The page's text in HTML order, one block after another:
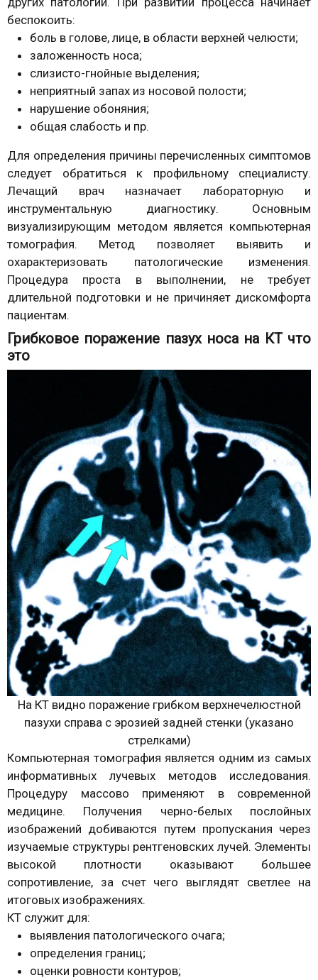
беспокоить:
боль в голове, лице, в области верхней челюсти;
заложенность носа;
слизисто-гнойные выделения;
неприятный запах из носовой полости;
нарушение обоняния;
общая слабость и пр.
Для определения причины перечисленных симптомов
следует обратиться к профильному специалисту.
Лечащий врач назначает лабораторную и
инструментальную диагностику. Основным
визуализирующим методом является компьютерная
томография. Метод позволяет выявить и
охарактеризовать патологические изменения.
Процедура проста в выполнении, не требует
длительной подготовки и не причиняет дискомфорта
пациентам.
Грибковое поражение пазух носа на КТ что
это
На КТ видно поражение грибком верхнечелюстной
пазухи справа с эрозией задней стенки (указано
стрелками)
Компьютерная томография является одним из самых
информативных лучевых методов исследования.
Процедуру массово применяют в современной
медицине. Получения черно-белых послойных
изображений добиваются путем пропускания через
изучаемые структуры рентгеновских лучей. Элементы
высокой плотности оказывают большее
сопротивление, за счет чего выглядят светлее на
итоговых изображениях.
КТ служит для:
выявления патологического очага;
определения границ;
оценки ровности контуров;